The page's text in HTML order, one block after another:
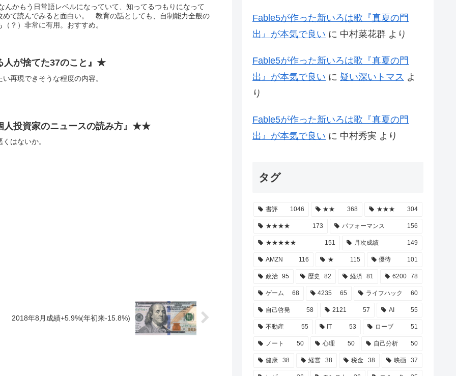
かもう日常語レベルになっていて、知ってるつもりになって
めて読んでみると面白い。 教育の話としても、自制能力全般の
？）非常に有用。おすすめ。
人が捨てた37のこと』★
再現できそうな程度の内容。
人投資家のニュースの読み方』★★
はないか。
2018年8月成績+5.9%(年初来-15.8%)
Fable5が作った新いろは歌『真夏の門
出』が本気で良い に 中村菜花群 より
Fable5が作った新いろは歌『真夏の門
出』が本気で良い に 疑い深いトマス よ
り
Fable5が作った新いろは歌『真夏の門
出』が本気で良い に 中村秀実 より
タグ
書評 1046 ★★ 368 ★★★ 304
★★★★ 173 パフォーマンス 156
★★★★★ 151 月次成績 149
AMZN 116 ★ 115 優待 101
政治 95 歴史 82 経済 81 6200 78
ゲーム 68 4235 65 ライフハック 60
自己啓発 58 2121 57 AI 55
不動産 55 IT 53 ローブ 51
ノート 50 心理 50 自己分析 50
健康 38 経営 38 税金 38 映画 37